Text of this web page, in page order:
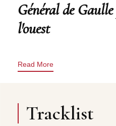
Général de
l'ouest
Read More
Tracklist